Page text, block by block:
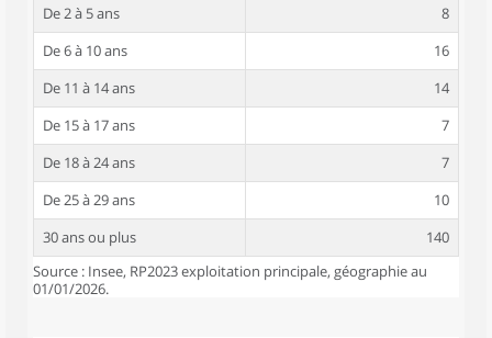
De 2 à 5 ans
8
De 6 à 10 ans
16
De 11 à 14 ans
14
De 15 à 17 ans
7
De 18 à 24 ans
7
De 25 à 29 ans
10
30 ans ou plus
140
Source : Insee, RP2023 exploitation principale, géographie au
01/01/2026.